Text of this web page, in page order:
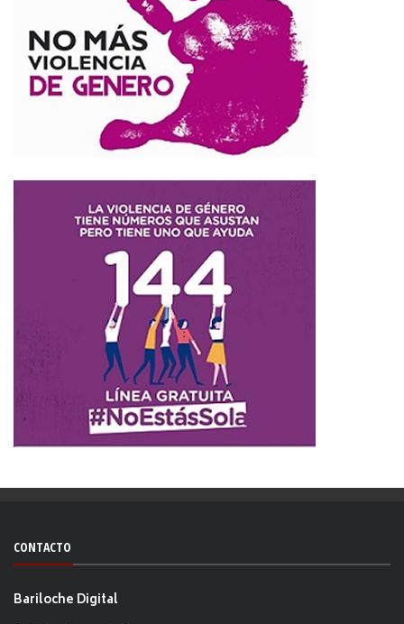
CONTACTO
Bariloche Digital